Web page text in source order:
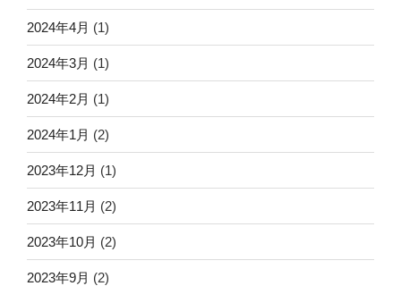
2024年4月 (1)
2024年3月 (1)
2024年2月 (1)
2024年1月 (2)
2023年12月 (1)
2023年11月 (2)
2023年10月 (2)
2023年9月 (2)